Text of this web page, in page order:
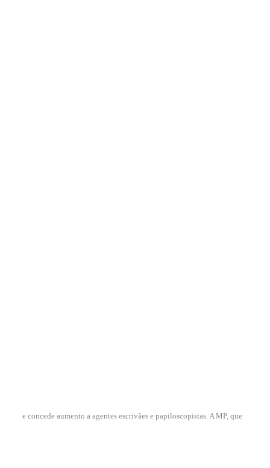
e concede aumento a agentes escrivães e papiloscopistas. A MP, que